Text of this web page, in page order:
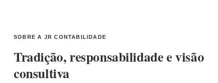
SOBRE A JR CONTABILIDADE
Tradição, responsabilidade e visão
consultiva